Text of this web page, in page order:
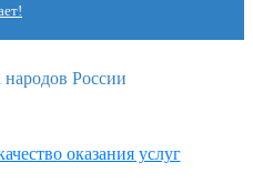
оказания услуг